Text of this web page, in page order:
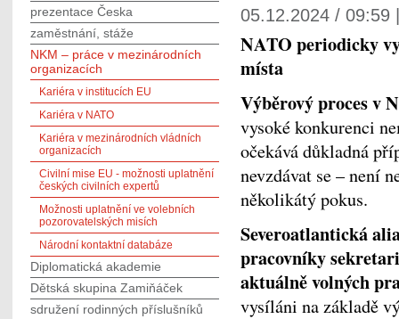
05.12.2024 / 09:59
NATO periodicky
místa
Výběrový proces v
vysoké konkurenci
očekává důkladná
nevzdávat se – není
několikátý pokus.
Severoatlantická
pracovníky
aktuálně volných
vysíláni na základě
prezentace Česka
zaměstnání, stáže
NKM – práce v mezinárodních
organizacích
Kariéra v institucích EU
Kariéra v NATO
Kariéra v mezinárodních vládních
organizacích
Civilní mise EU - možnosti uplatnění
českých civilních expertů
Možnosti uplatnění ve volebních
pozorovatelských misích
Národní kontaktní databáze
Diplomatická akademie
Dětská skupina Zamiňáček
sdružení rodinných příslušníků